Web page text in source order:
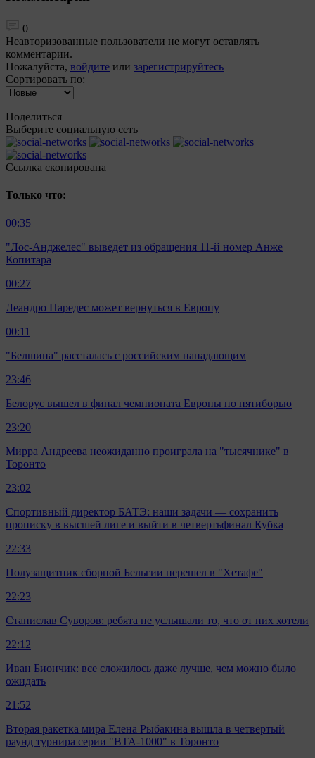
0
Неавторизованные пользователи не могут оставлять
комментарии.
Пожалуйста, войдите или зарегистрируйтесь
Сортировать по:
Поделиться
Выберите социальную сеть
Ccылка скопирована
Только что:
00:35
"Лос-Анджелес" выведет из обращения 11-й номер Анже
Копитара
00:27
Леандро Паредес может вернуться в Европу
00:11
"Белшина" рассталась с российским нападающим
23:46
Белорус вышел в финал чемпионата Европы по пятиборью
23:20
Мирра Андреева неожиданно проиграла на "тысячнике" в
Торонто
23:02
Спортивный директор БАТЭ: наши задачи — сохранить
прописку в высшей лиге и выйти в четвертьфинал Кубка
22:33
Полузащитник сборной Бельгии перешел в "Хетафе"
22:23
Станислав Суворов: ребята не услышали то, что от них хотели
22:12
Иван Биончик: все сложилось даже лучше, чем можно было
ожидать
21:52
Вторая ракетка мира Елена Рыбакина вышла в четвертый
раунд турнира серии "ВТА-1000" в Торонто